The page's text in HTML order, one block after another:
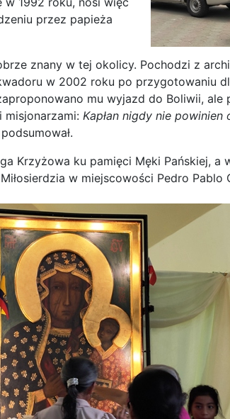
przez papieża
znany w tej okolicy. Pochodzi z
w 2002 roku po przygotowaniu
mu wyjazd do Boliwii, ale
misjonarzami: Kapłan nigdy nie powinien
Krzyżowa ku pamięci Męki Pańskiej, a
w miejscowości Pedro